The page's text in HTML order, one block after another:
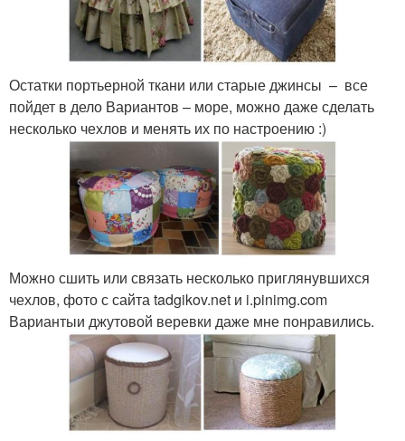
Остатки портьерной ткани или старые джинсы – все
пойдет в дело Вариантов – море, можно даже сделать
несколько чехлов и менять их по настроению :)
Можно сшить или связать несколько приглянувшихся
чехлов, фото с сайта tadgikov.net и i.pinimg.com
Вариантыи джутовой веревки даже мне понравились.